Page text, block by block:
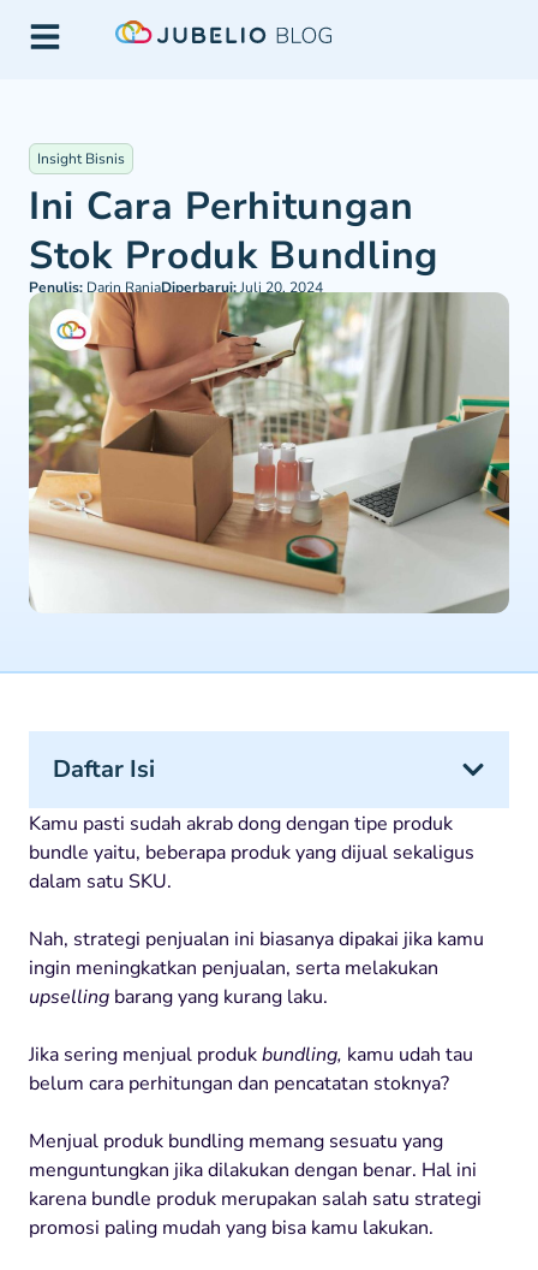
Insight Bisnis
Ini Cara Perhitungan
Stok Produk Bundling
Penulis: Darin RaniaDiperbarui:Juli 20, 2024
Kamu pasti sudah akrabdongdengan tipe produk
bundle yaitu, beberapa produkyangdijual sekaligus
dalam satu SKU.
Nah, strategi penjualan ini biasanyadipakai jika kamu
ingin meningkatkan penjualan, serta melakukan
upselling barangyang kurang laku.
Jika sering menjual produkbundling, kamu udah tau
belum cara perhitungan dan pencatatan stoknya?
Menjual produk bundling memang sesuatu yang
menguntungkan jikadilakukan dengan benar. Hal ini
karena bundle produk merupakan salah satu strategi
promosi paling mudah yang bisa kamu lakukan.
Daftar Isi